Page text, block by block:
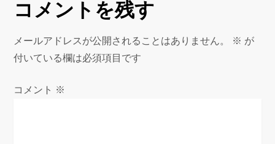
ョ
コメントを残す
メールアドレスが公開されることはありません。 ※ が
付いている欄は必須項目です
コメント ※